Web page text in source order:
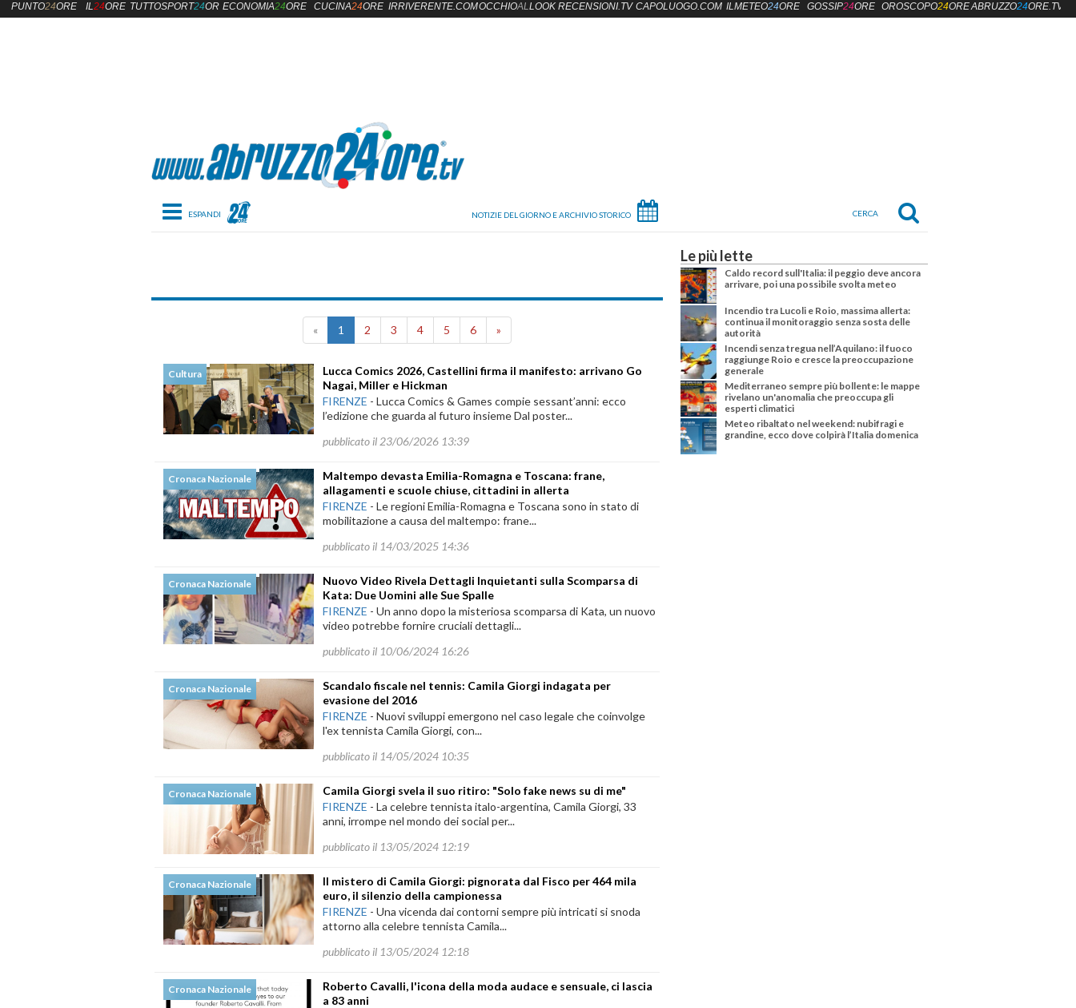
Toggle navigation
« 1 2 3 4 5 6 »
Cultura
Lucca Comics 2026, Castellini firma il manifesto: arrivano Go
Nagai, Miller e Hickman
FIRENZE - Lucca Comics & Games compie sessant’anni: ecco
l’edizione che guarda al futuro insieme Dal poster...
pubblicato il 23/06/2026 13:39
Cronaca Nazionale
Maltempo devasta Emilia-Romagna e Toscana: frane,
allagamenti e scuole chiuse, cittadini in allerta
FIRENZE - Le regioni Emilia-Romagna e Toscana sono in stato di
mobilitazione a causa del maltempo: frane...
pubblicato il 14/03/2025 14:36
Cronaca Nazionale
Nuovo Video Rivela Dettagli Inquietanti sulla Scomparsa di
Kata: Due Uomini alle Sue Spalle
FIRENZE - Un anno dopo la misteriosa scomparsa di Kata, un nuovo
video potrebbe fornire cruciali dettagli...
pubblicato il 10/06/2024 16:26
Cronaca Nazionale
Scandalo fiscale nel tennis: Camila Giorgi indagata per
evasione del 2016
FIRENZE - Nuovi sviluppi emergono nel caso legale che coinvolge
l'ex tennista Camila Giorgi, con...
pubblicato il 14/05/2024 10:35
Cronaca Nazionale
Camila Giorgi svela il suo ritiro: "Solo fake news su di me"
FIRENZE - La celebre tennista italo-argentina, Camila Giorgi, 33
anni, irrompe nel mondo dei social per...
pubblicato il 13/05/2024 12:19
Cronaca Nazionale
Il mistero di Camila Giorgi: pignorata dal Fisco per 464 mila
euro, il silenzio della campionessa
FIRENZE - Una vicenda dai contorni sempre più intricati si snoda
attorno alla celebre tennista Camila...
pubblicato il 13/05/2024 12:18
Cronaca Nazionale
Roberto Cavalli, l'icona della moda audace e sensuale, ci lascia
a 83 anni
Le più lette
Caldo record sull'Italia: il peggio deve ancora
arrivare, poi una possibile svolta meteo
Incendio tra Lucoli e Roio, massima allerta:
continua il monitoraggio senza sosta delle
autorità
Incendi senza tregua nell’Aquilano: il fuoco
raggiunge Roio e cresce la preoccupazione
generale
Mediterraneo sempre più bollente: le mappe
rivelano un'anomalia che preoccupa gli
esperti climatici
Meteo ribaltato nel weekend: nubifragi e
grandine, ecco dove colpirà l’Italia domenica
PUNTO24ORE IL24ORE TUTTOSPORT24OREECONOMIA24ORE CUCINA24ORE IRRIVERENTE.COMOCCHIOALLOOK RECENSIONI.TV CAPOLUOGO.COM ILMETEO24ORE GOSSIP24ORE OROSCOPO24OREABRUZZO24ORE.TV